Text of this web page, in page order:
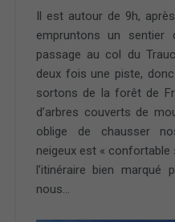
Il est autour de 9h,
empruntons un sentier
passage au col du
deux fois une piste,
sortons de la forêt de
d’arbres couverts de
oblige de chausser
neigeux est « confortable
l’itinéraire bien marqué
nous…